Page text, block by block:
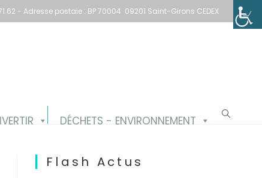
- Adresse postale : BP 70004 09201 Saint-Girons CEDEX
DÉCHETS - ENVIRONNEMENT
Toggle website search
Flash Actus